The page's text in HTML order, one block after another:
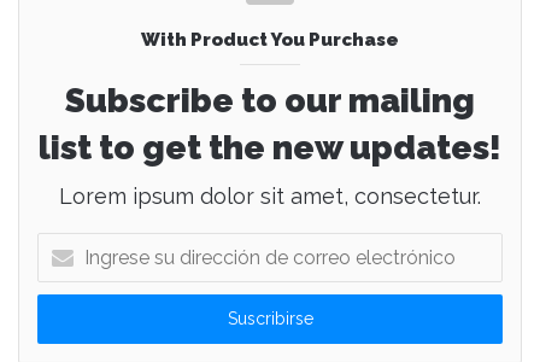
With Product You Purchase
Subscribe to our mailing
list to get the new updates!
Lorem ipsum dolor sit amet, consectetur.
g
e